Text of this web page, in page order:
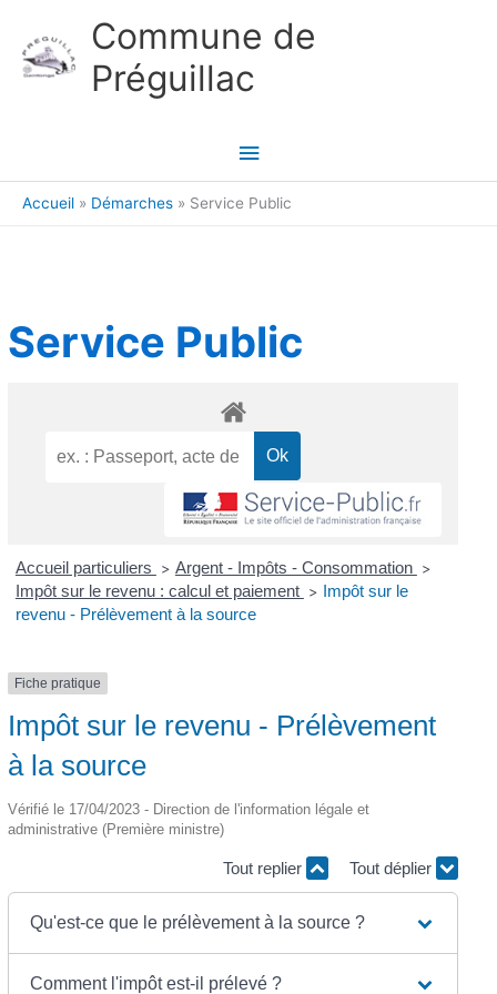
Commune de
Préguillac
Menu
principal
Accueil Démarches Service Public
Service Public
Accueil particuliers > Argent - Impôts - Consommation >
Impôt sur le revenu : calcul et paiement > Impôt sur le
revenu - Prélèvement à la source
Fiche pratique
Impôt sur le revenu - Prélèvement
à la source
Vérifié le 17/04/2023 - Direction de l'information légale et
administrative (Première ministre)
Tout replier Tout déplier
Qu'est-ce que le prélèvement à la source ?
Comment l'impôt est-il prélevé ?